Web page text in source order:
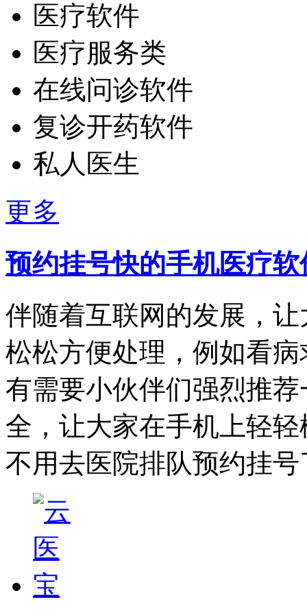
医疗软件
医疗服务类
在线问诊软件
复诊开药软件
私人医生
更多
预约挂号快的手机医疗软
伴随着互联网的发展，
松松方便处理，例如看
有需要小伙伴们强烈推
全，让大家在手机上轻
不用去医院排队预约挂号